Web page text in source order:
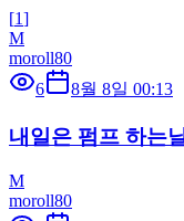
[1]
M
moroll80
6
8월 8일 00:13
내일은 펌프 하는
M
moroll80